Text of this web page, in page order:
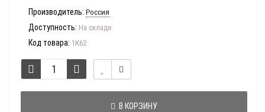
Производитель: Россия
Доступность: На складе
Код товара: 1К62
В КОРЗИНУ